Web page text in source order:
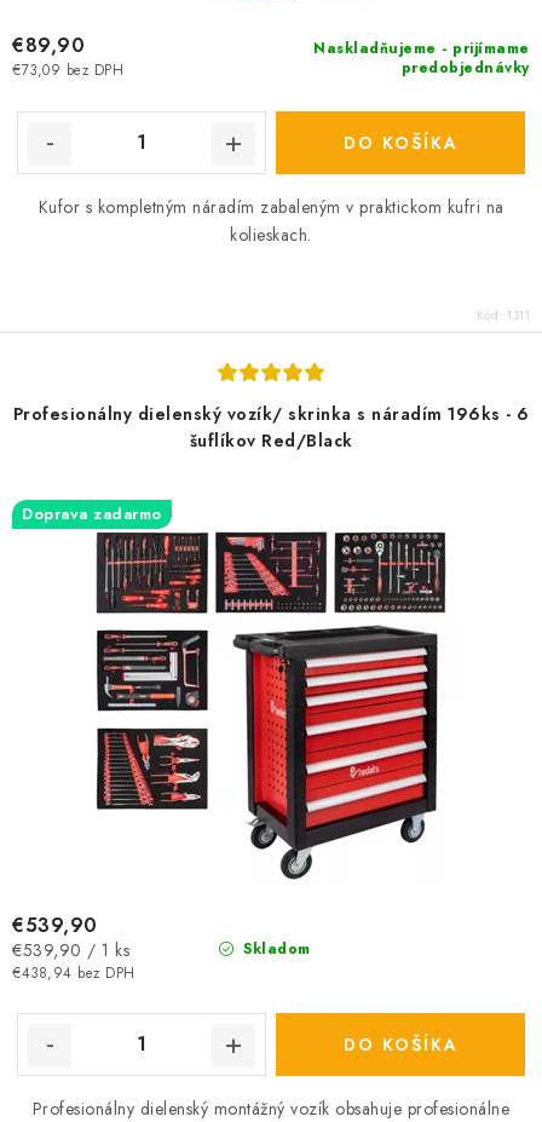
Naskladňujeme - prijímame
predobjednávky
€73,09 bez DPH
€89,90
DO KOŠÍKA
Kufor s kompletným náradím zabaleným v praktickom kufri na
kolieskach.
Kód: 1311
Profesionálny dielenský vozík/ skrinka s náradím 196ks - 6
šuflíkov Red/Black
Doprava zadarmo
Skladom
€438,94 bez DPH
€539,90
Jednotková
cena:
€539,90 / 1 ks
DO KOŠÍKA
Profesionálny dielenský montážný vozík obsahuje profesionálne